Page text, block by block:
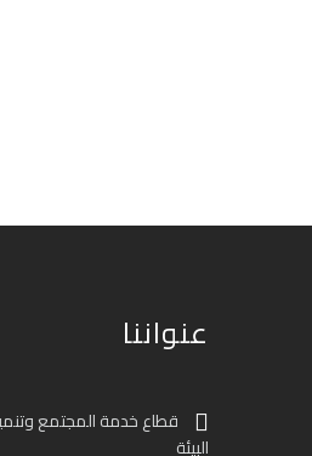
عنواننا
قطاع خدمة المجتمع
البيئة